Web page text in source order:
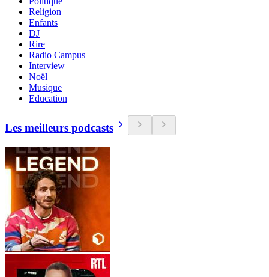
Religion
Enfants
DJ
Rire
Radio Campus
Interview
Noël
Musique
Education
Les meilleurs podcasts